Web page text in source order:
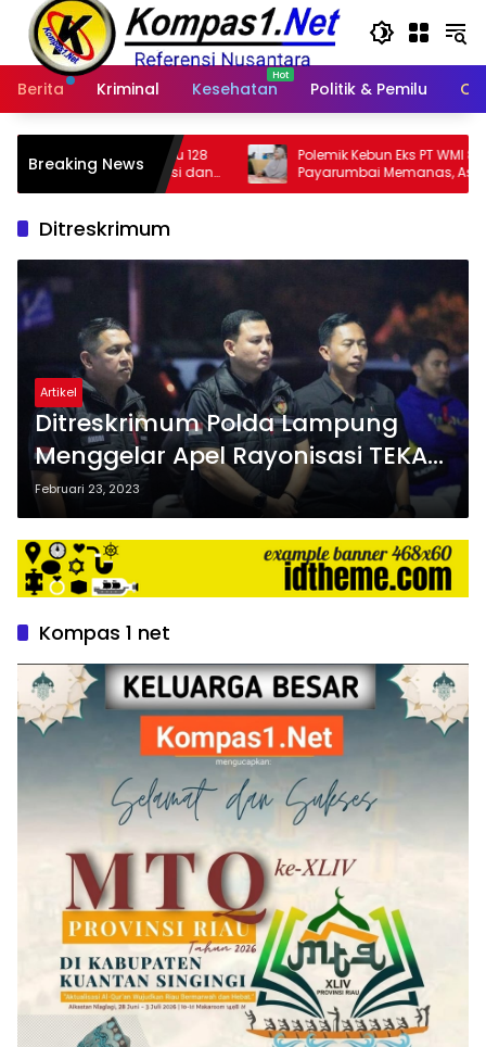
Langsung
konten
Berita
Kriminal Kesehatan Politik & Pemilu
Breaking News
dan
Polemik Kebun Eks PT WMI 800 Ha di
Payarumbai Memanas, Asisten Umum
Tolak Dikelola Agrinas dan Tantang
Ditreskrimum
Artikel
Ditreskrimum Polda Lampung
Menggelar Apel Rayonisasi TEKAB
308 Presisi
Februari 23, 2023
Kompas 1 net